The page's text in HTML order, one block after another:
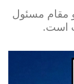
مقام مسئول
است.